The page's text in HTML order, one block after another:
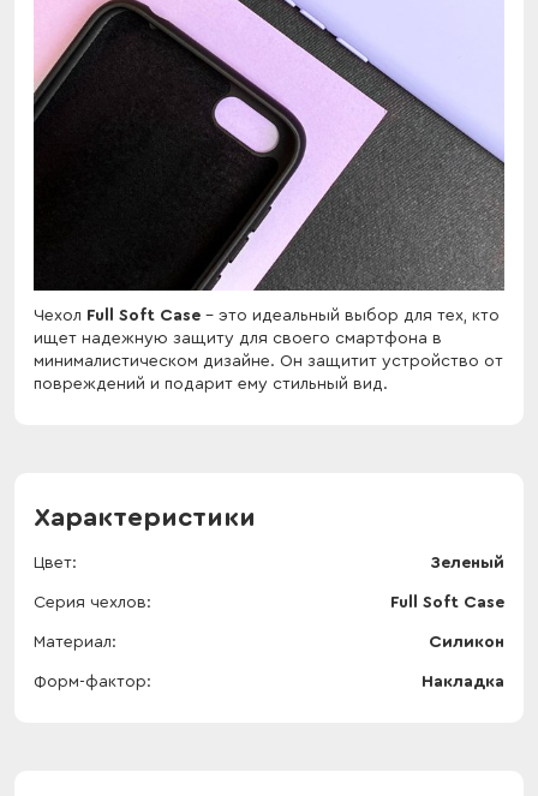
Чехол Full Soft Case - это идеальный выбор для тех, кто
ищет надежную защиту для своего смартфона в
минималистическом дизайне. Он защитит устройство от
повреждений и подарит ему стильный вид.
Характеристики
Цвет Зеленый
Серия чехлов Full Soft Case
Материал Силикон
Форм-фактор Накладка